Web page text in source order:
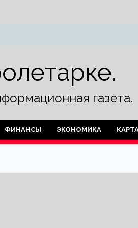
газета.
ФИНАНСЫ ЭКОНОМИКА